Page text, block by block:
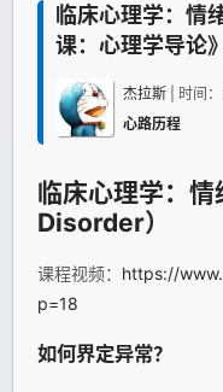
临床心理学：
课：心理学导论
杰拉斯 | 时间：
心路历程
临床心理学：
Disorder）
课程视频： https://
p=18
如何界定异常？